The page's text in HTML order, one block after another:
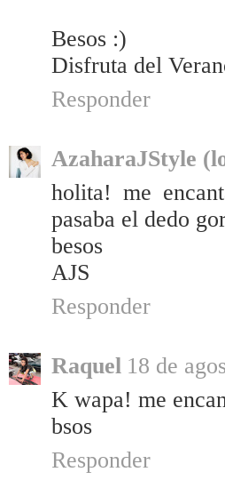
Besos :)
Disfruta del
Responder
AzaharaJStyle
holita! me
pasaba el dedo
besos
AJS
Responder
Raquel 18 de
K wapa! me
bsos
Responder